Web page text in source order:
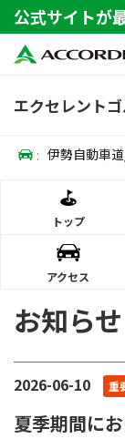
公式サイトが
エクセレント
: 伊勢自動車
トップ
アクセス
お知らせ
2026-06-10 重
夏季期間に